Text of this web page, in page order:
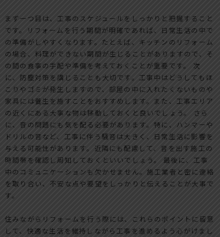
まず一つ目は、工事のスケジュールをしっかりと把握すること
です。リフォームを行う期間が明確であれば、日常生活の中で
の準備がしやすくなります。たとえば、キッチンのリフォーム
の場合、料理ができない期間が生じることがありますので、そ
の間の食事の手配や準備を考えておくことが重要です。 次
に、防塵対策を講じることも大切です。工事中はどうしてもほ
こりやゴミが発生しますので、部屋の中に入れたくないものや
家具には養生を施すことをおすすめします。また、工事エリア
の近くにある大事な物は移動しておくと良いでしょう。 さら
に、音の問題にも気を配る必要があります。特に、ハンマーや
ドリルの音など、工事に伴う騒音は大きく、日常生活に影響を
与える可能性があります。近隣にも配慮して、音を出す施工の
時間帯を確認し周知しておくといいでしょう。 最後に、工事
中のコミュニケーションも欠かせません。施工業者と密に連絡
を取り合い、不安な点や要望をしっかりと伝えることが大事で
す。
住みながらリフォームを行う際には、これらのポイントに留意
して、快適な生活を維持しながら工事を進めるよう心がけまし